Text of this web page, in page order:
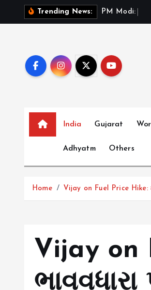
Trending News: P M M o d i:
India Gujarat
Adhyatm Others
Home Vijay on Fuel Price Hike:
Vijay on